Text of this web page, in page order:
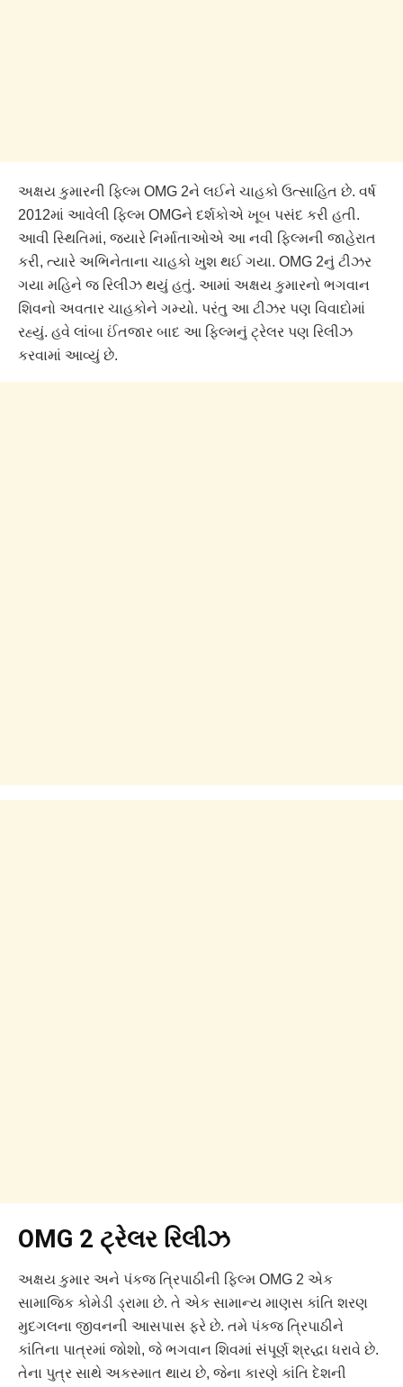
અક્ષય કુમારની ફિલ્મ OMG 2ને લઈને ચાહકો ઉત્સાહિત છે. વર્ષ
2012માં આવેલી ફિલ્મ OMGને દર્શકોએ ખૂબ પસંદ કરી હતી.
આવી સ્થિતિમાં, જ્યારે નિર્માતાઓએ આ નવી ફિલ્મની જાહેરાત
કરી, ત્યારે અભિનેતાના ચાહકો ખુશ થઈ ગયા. OMG 2નું ટીઝર
ગયા મહિને જ રિલીઝ થયું હતું. આમાં અક્ષય કુમારનો ભગવાન
શિવનો અવતાર ચાહકોને ગમ્યો. પરંતુ આ ટીઝર પણ વિવાદોમાં
રહ્યું. હવે લાંબા ઈંતજાર બાદ આ ફિલ્મનું ટ્રેલર પણ રિલીઝ
કરવામાં આવ્યું છે.
OMG 2 ટ્રેલર રિલીઝ
અક્ષય કુમાર અને પંકજ ત્રિપાઠીની ફિલ્મ OMG 2 એક
સામાજિક કોમેડી ડ્રામા છે. તે એક સામાન્ય માણસ કાંતિ શરણ
મુદગલના જીવનની આસપાસ ફરે છે. તમે પંકજ ત્રિપાઠીને
કાંતિના પાત્રમાં જોશો, જે ભગવાન શિવમાં સંપૂર્ણ શ્રદ્ધા ધરાવે છે.
તેના પુત્ર સાથે અકસ્માત થાય છે, જેના કારણે કાંતિ દેશની